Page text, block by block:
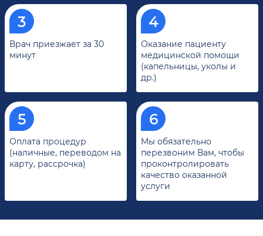
Врач приезжает за 30
минут
Оказание пациенту
медицинской помощи
(капельницы, уколы и
др.)
Оплата процедур
(наличные, переводом на
карту, рассрочка)
Мы обязательно
перезвоним Вам, чтобы
проконтролировать
качество оказанной
услуги